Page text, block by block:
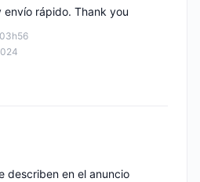
rápido. Thank you
describen en el anuncio